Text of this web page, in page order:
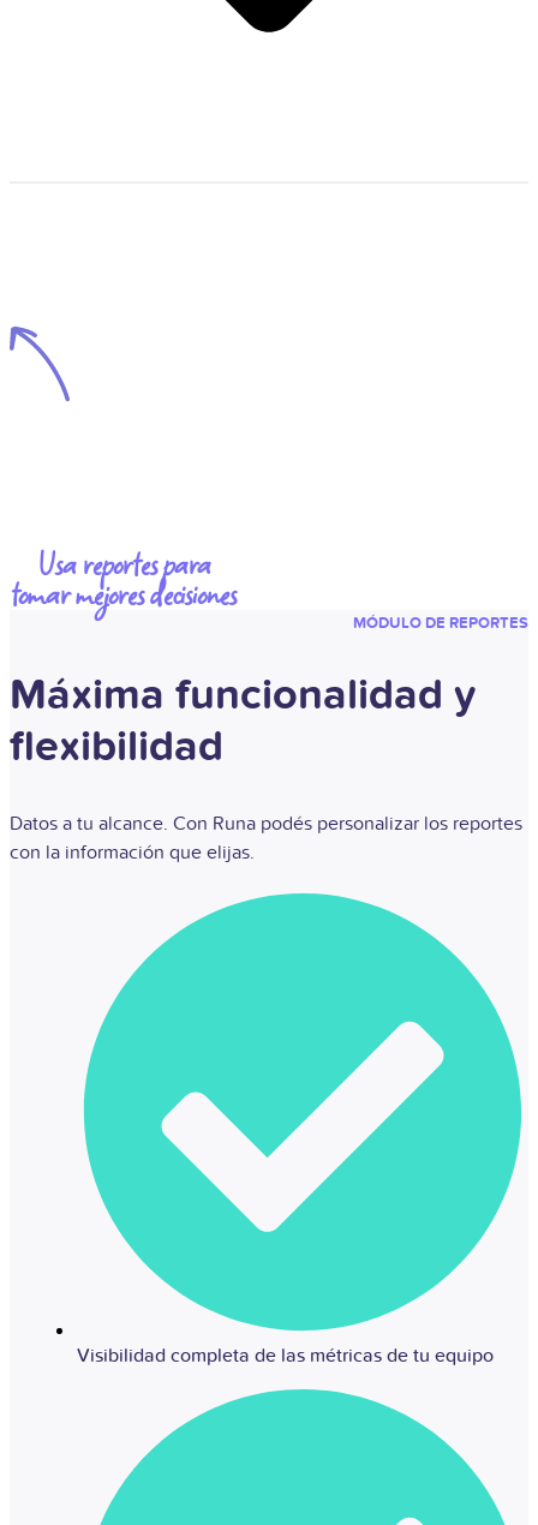
Usa reportes para
tomar mejores decisiones
MÓDULO DE REPORTES
Máxima funcionalidad y
flexibilidad
Datos a tu alcance. Con Runa podés personalizar los reportes
con la información que elijas.
Visibilidad completa de las métricas de tu equipo